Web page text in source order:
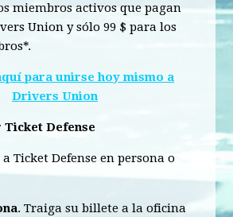
miembros activos que pagan
Uniony sólo 99 $ para los
para unirse hoy mismo a
Drivers Union
Defense
a Ticket Defense en persona o
. Traiga su billete a la oficina